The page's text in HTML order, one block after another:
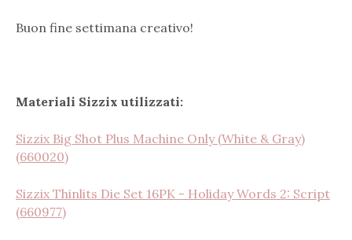
Buon fine settimana creativo!
Materiali Sizzix utilizzati:
Sizzix Big Shot Plus Machine Only (White & Gray)
(660020)
Sizzix Thinlits Die Set 16PK - Holiday Words 2: Script
(660977)